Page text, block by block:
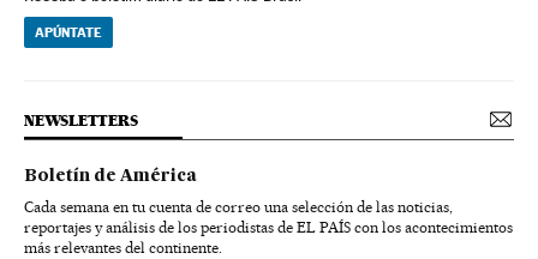
APÚNTATE
NEWSLETTERS
Boletín de América
Cada semana en tu cuenta de correo una selección de las noticias,
reportajes y análisis de los periodistas de EL PAÍS con los acontecimientos
más relevantes del continente.